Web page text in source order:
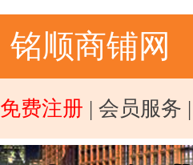
铭顺商铺网
免费注册 | 会员服务